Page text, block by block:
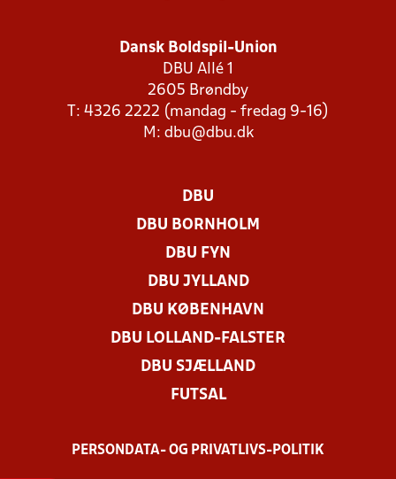
Dansk Boldspil-Union
DBU Allé 1
2605 Brøndby
T: 4326 2222 (mandag - fredag 9-16)
M: dbu@dbu.dk
DBU
DBU BORNHOLM
DBU FYN
DBU JYLLAND
DBU KØBENHAVN
DBU LOLLAND-FALSTER
DBU SJÆLLAND
FUTSAL
PERSONDATA- OG PRIVATLIVS-POLITIK